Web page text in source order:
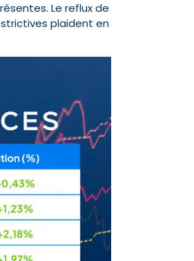
Le reflux de
plaident en